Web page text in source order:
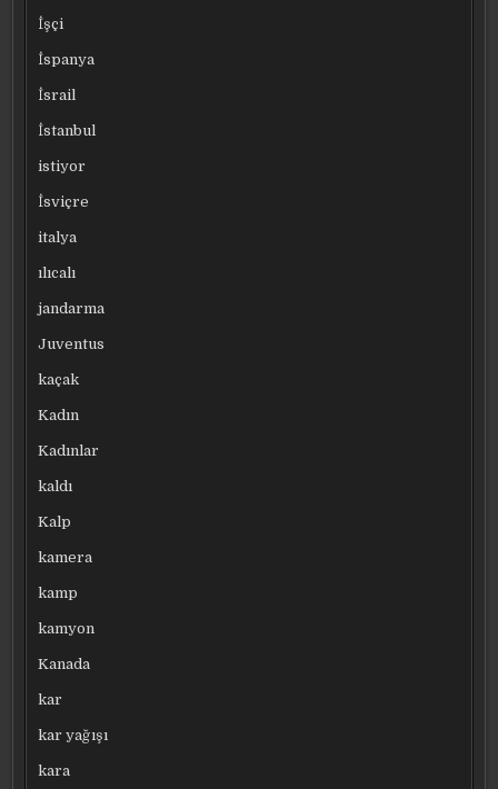
İşçi
İspanya
İsrail
İstanbul
istiyor
İsviçre
italya
ılıcalı
jandarma
Juventus
kaçak
Kadın
Kadınlar
kaldı
Kalp
kamera
kamp
kamyon
Kanada
kar
kar yağışı
kara